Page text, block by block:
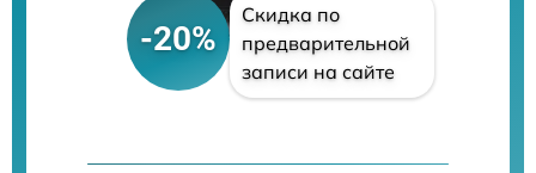
-20%
Скидка по
предварительной
записи на сайте